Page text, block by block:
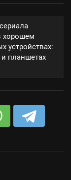
хорошем
устройствах:
и планшетах